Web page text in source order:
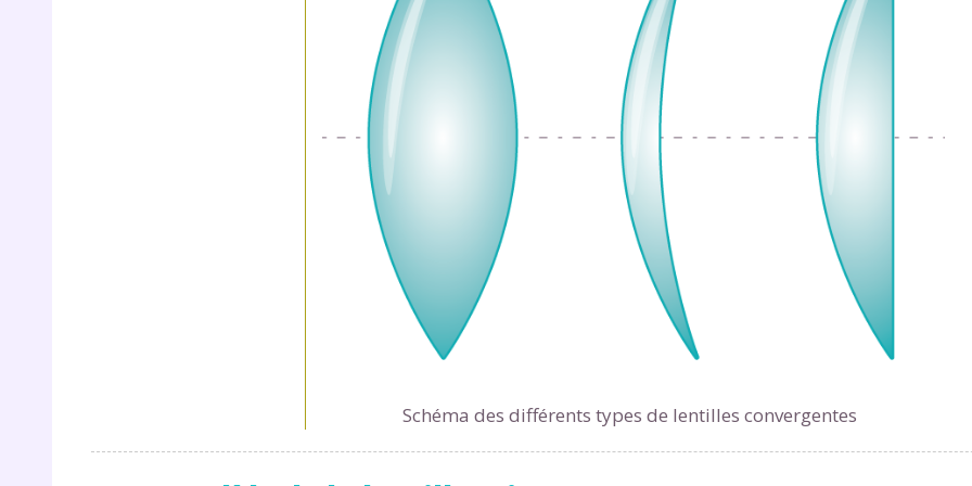
Schéma des différents types de lentilles convergentes
podcasts de révisions
Un espace dédié aux
parents
pour suivre les
progrès
Des profs expérimentés
disponibles à la
par tchat, audio ou
TESTER
* Votre code d'accès sera envoyé à cette adresse e-mail. En renseignant votre e-mail,
consentez à ce que vos données à caractère personnel soient traitées par SEJER, sous la
marque myMaxicours, afin que SEJER puisse vous donner accès au service de soutien
pendant 24h. Pour en savoir plus sur la gestion de vos données personnelles et pour
vos droits, vous pouvez consulter
notre charte
J’accepte de recevoir les actualités et des communications de
Votre adresse e-mail sera exclusivement utilisée pour vous envoyer notre
newsletter. Vous pourrez vous désinscrire à tout moment, à travers le lien